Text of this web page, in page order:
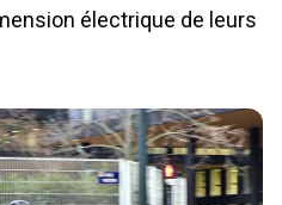
électrique de leurs